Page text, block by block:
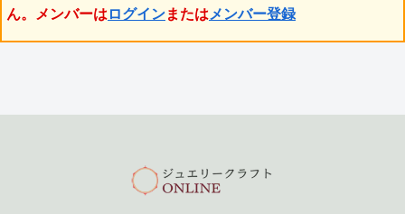
ん。メンバーは ログインまたは メンバー登録